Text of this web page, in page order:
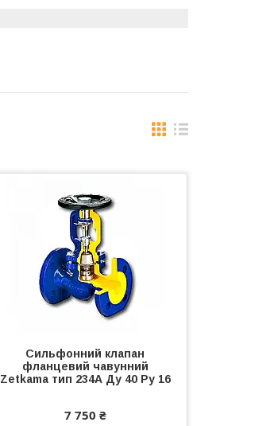
Сильфонний клапан
фланцевий чавунний
Zetkama тип 234А Ду 40 Ру 16
7 750 ₴